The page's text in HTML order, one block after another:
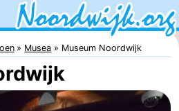
Musea Museum Noordwijk